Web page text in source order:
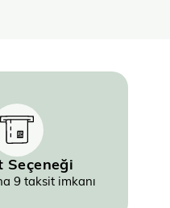
Seçeneği
9 taksit imkanı